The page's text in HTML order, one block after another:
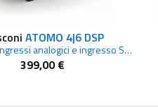
ATOMO 4|6 DSP
DSP con 4 ingressi analogici e ingresso S/PDIF Toslink
399,00 €